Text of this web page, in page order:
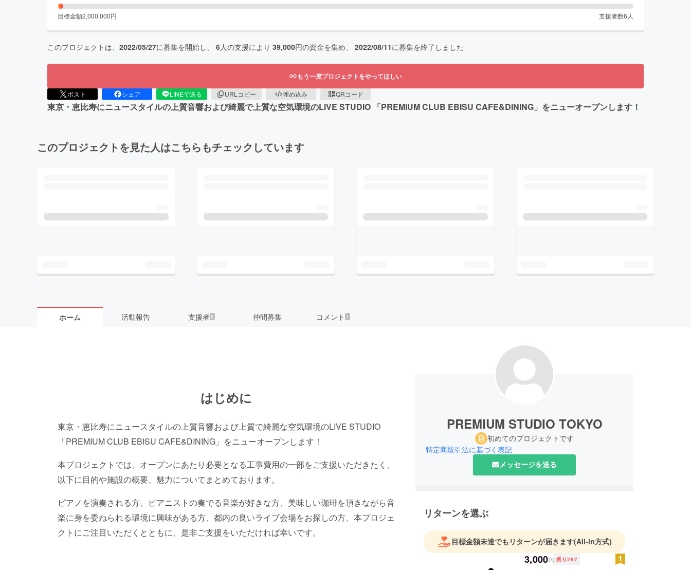
目標金額2,000,000円 支援者数6 人
このプロジェクトは、 2022/05/27に募集を開始し、 6人の支援により 39,000円の資金を集め、 2022/08/11に募集を終了しました
もう一度プロジェクトをやってほしい
ポスト シェア LINEで送る URLコピー 埋め込み QRコード
東京・恵比寿にニュースタイルの上質音響および綺麗で上質な空気環境のLIVE STUDIO 「PREMIUM CLUB EBISU CAFE&DINING」をニューオープンします！
このプロジェクトを見た人はこちらもチェックしています
ホーム 活動報告 支援者6 仲間募集 コメント 1
はじめに
東京・恵比寿にニュースタイルの上質音響および上質で綺麗な空気環境のLIVE STUDIO
「PREMIUM CLUB EBISU CAFE&DINING」をニューオープンします！
本プロジェクトでは、オープンにあたり必要となる工事費用の一部をご支援いただきたく、
以下に目的や施設の概要、魅力についてまとめております。
ピアノを演奏される方、ピアニストの奏でる音楽が好きな方、美味しい珈琲を頂きながら音
楽に身を委ねられる環境に興味がある方、都内の良いライブ会場をお探しの方、本プロジェ
クトにご注目いただくとともに、是非ご支援をいただければ幸いです。
PREMIUM STUDIO TOKYO
初めてのプロジェクトです
特定商取引法に基づく表記
メッセージを送る
リターンを選ぶ
目標金額未達でもリターンが届きます(All-in方式)
3,000円 残り297